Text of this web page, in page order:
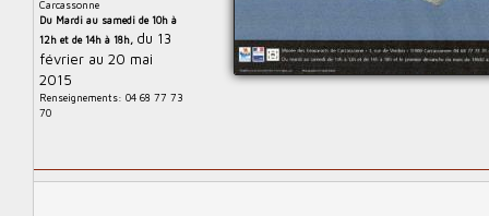
Carcassonne
Du Mardi au samedi de 10h à
12h et de 14h à 18h, du 13
février au 20 mai
2015
Renseignements: 04 68 77 73
70